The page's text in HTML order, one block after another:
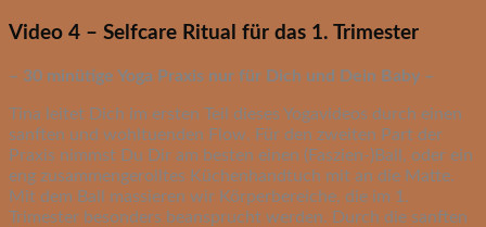
Video 4 – Selfcare Ritual für das 1. Trimester
– 30 minütige Yoga Praxis nur für Dich und Dein Baby –
Tina leitet Dich im ersten Teil dieses Yogavideos durch einen
sanften und wohltuenden Flow. Für den zweiten Part der
Praxis nimmst Du Dir am besten einen (Faszien-)Ball, oder ein
eng zusammengerolltes Küchenhandtuch mit an die Matte.
Mit dem Ball massieren wir Körperbereiche, die im 1.
Trimester besonders beansprucht werden. Durch die sanften